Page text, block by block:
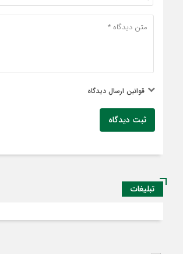
قوانین ارسال دیدگاه
ثبت دیدگاه
تبلیغات